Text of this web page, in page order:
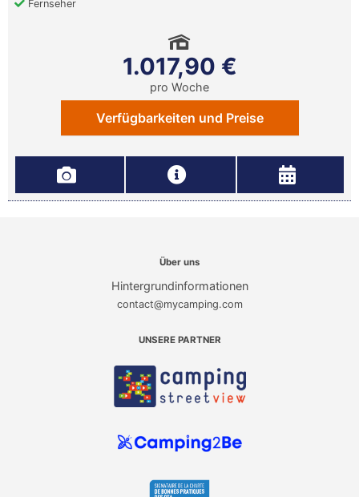
Fernseher
1.017,90 €
pro Woche
Verfügbarkeiten und Preise
Über uns
Hintergrundinformationen
contact@mycamping.com
UNSERE PARTNER